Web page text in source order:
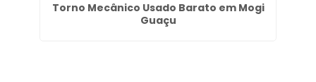
Torno Mecânico Usado Barato em Mogi
Guaçu